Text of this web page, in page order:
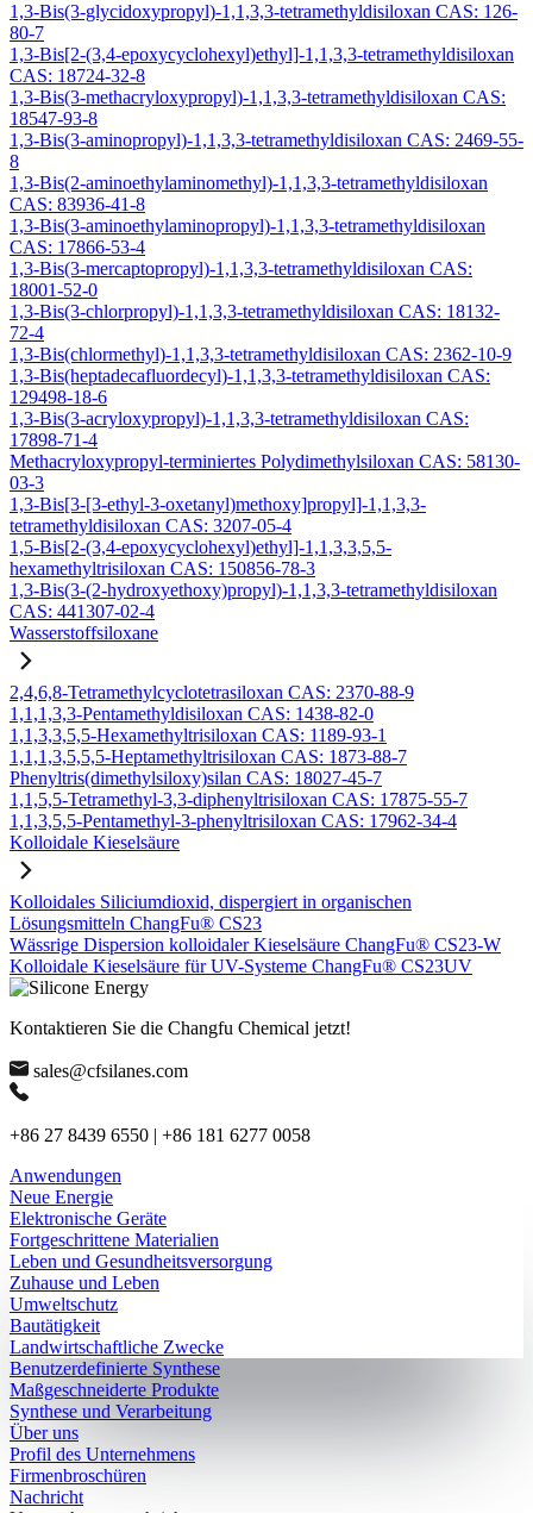
1,3-Bis(3-glycidoxypropyl)-1,1,3,3-tetramethyldisiloxan CAS: 126-
80-7
1,3-Bis[2-(3,4-epoxycyclohexyl)ethyl]-1,1,3,3-tetramethyldisiloxan
CAS: 18724-32-8
1,3-Bis(3-methacryloxypropyl)-1,1,3,3-tetramethyldisiloxan CAS:
18547-93-8
1,3-Bis(3-aminopropyl)-1,1,3,3-tetramethyldisiloxan CAS: 2469-55-
8
1,3-Bis(2-aminoethylaminomethyl)-1,1,3,3-tetramethyldisiloxan
CAS: 83936-41-8
1,3-Bis(3-aminoethylaminopropyl)-1,1,3,3-tetramethyldisiloxan
CAS: 17866-53-4
1,3-Bis(3-mercaptopropyl)-1,1,3,3-tetramethyldisiloxan CAS:
18001-52-0
1,3-Bis(3-chlorpropyl)-1,1,3,3-tetramethyldisiloxan CAS: 18132-
72-4
1,3-Bis(chlormethyl)-1,1,3,3-tetramethyldisiloxan CAS: 2362-10-9
1,3-Bis(heptadecafluordecyl)-1,1,3,3-tetramethyldisiloxan CAS:
129498-18-6
1,3-Bis(3-acryloxypropyl)-1,1,3,3-tetramethyldisiloxan CAS:
17898-71-4
Methacryloxypropyl-terminiertes Polydimethylsiloxan CAS: 58130-
03-3
1,3-Bis[3-[3-ethyl-3-oxetanyl)methoxy]propyl]-1,1,3,3-
tetramethyldisiloxan CAS: 3207-05-4
1,5-Bis[2-(3,4-epoxycyclohexyl)ethyl]-1,1,3,3,5,5-
hexamethyltrisiloxan CAS: 150856-78-3
1,3-Bis(3-(2-hydroxyethoxy)propyl)-1,1,3,3-tetramethyldisiloxan
CAS: 441307-02-4
Wasserstoffsiloxane
2,4,6,8-Tetramethylcyclotetrasiloxan CAS: 2370-88-9
1,1,1,3,3-Pentamethyldisiloxan CAS: 1438-82-0
1,1,3,3,5,5-Hexamethyltrisiloxan CAS: 1189-93-1
1,1,1,3,5,5,5-Heptamethyltrisiloxan CAS: 1873-88-7
Phenyltris(dimethylsiloxy)silan CAS: 18027-45-7
1,1,5,5-Tetramethyl-3,3-diphenyltrisiloxan CAS: 17875-55-7
1,1,3,5,5-Pentamethyl-3-phenyltrisiloxan CAS: 17962-34-4
Kolloidale Kieselsäure
Kolloidales Siliciumdioxid, dispergiert in organischen
Lösungsmitteln ChangFu® CS23
Wässrige Dispersion kolloidaler Kieselsäure ChangFu® CS23-W
Kolloidale Kieselsäure für UV-Systeme ChangFu® CS23UV
Kontaktieren Sie die Changfu Chemical jetzt!
sales@cfsilanes.com
+86 27 8439 6550 | +86 181 6277 0058
Anwendungen
Neue Energie
Elektronische Geräte
Fortgeschrittene Materialien
Leben und Gesundheitsversorgung
Zuhause und Leben
Umweltschutz
Bautätigkeit
Landwirtschaftliche Zwecke
Benutzerdefinierte Synthese
Maßgeschneiderte Produkte
Synthese und Verarbeitung
Über uns
Profil des Unternehmens
Firmenbroschüren
Nachricht